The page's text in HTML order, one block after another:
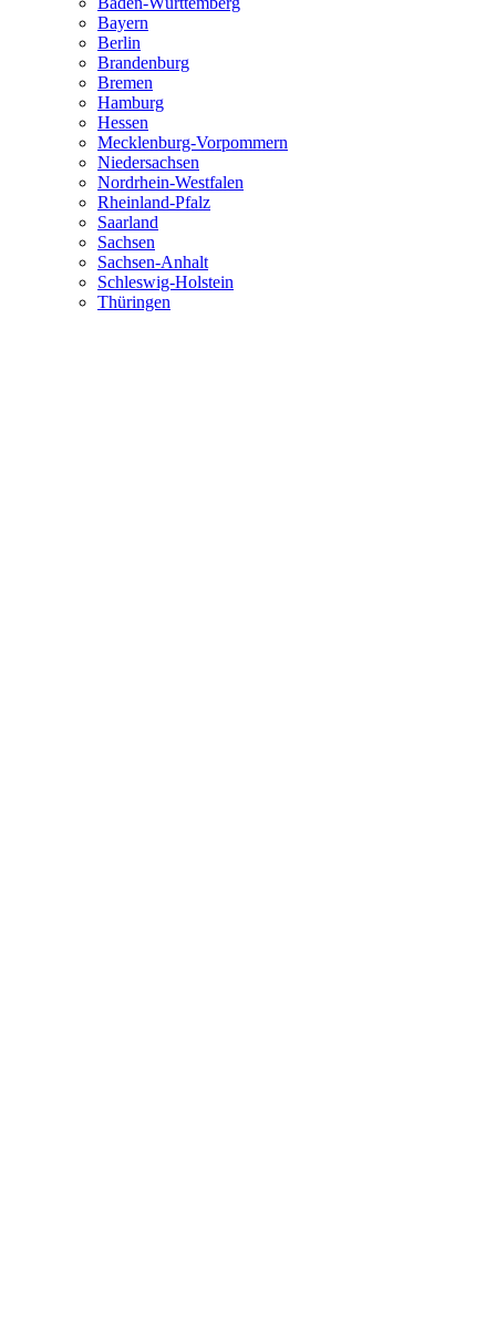
Bayern
Berlin
Brandenburg
Bremen
Hamburg
Hessen
Mecklenburg-Vorpommern
Niedersachsen
Nordrhein-Westfalen
Rheinland-Pfalz
Saarland
Sachsen
Sachsen-Anhalt
Schleswig-Holstein
Thüringen